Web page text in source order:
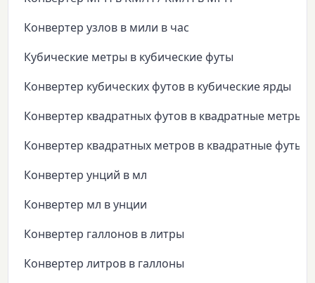
Конвертер узлов в мили в час
Кубические метры в кубические футы
Конвертер кубических футов в кубические ярды
Конвертер квадратных футов в квадратные метры
Конвертер квадратных метров в квадратные футы
Конвертер унций в мл
Конвертер мл в унции
Конвертер галлонов в литры
Конвертер литров в галлоны